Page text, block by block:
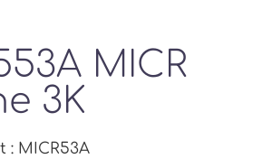
MICR
3K
MICR53A